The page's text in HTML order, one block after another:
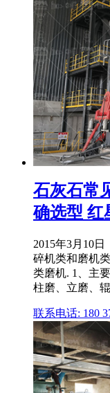
石灰石常
确选型 红
2015年3月10
碎机类和磨机
类磨机. 1、主
柱磨、立磨、
联系电话: 180